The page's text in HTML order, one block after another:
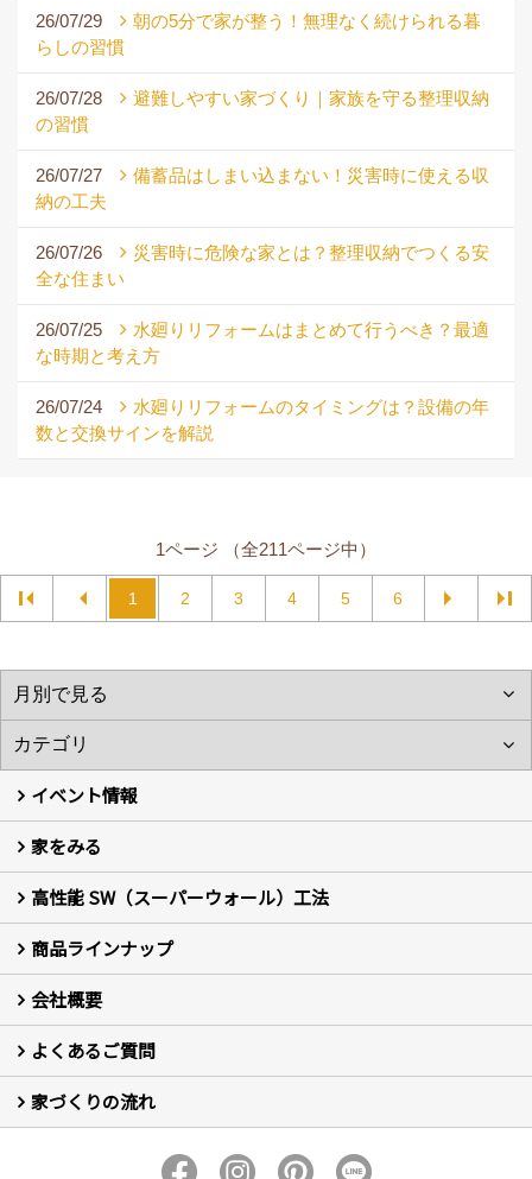
26/07/29
朝の5分で家が整う！無理なく続けられる暮
らしの習慣
26/07/28
避難しやすい家づくり｜家族を守る整理収納
の習慣
26/07/27
備蓄品はしまい込まない！災害時に使える収
納の工夫
26/07/26
災害時に危険な家とは？整理収納でつくる安
全な住まい
26/07/25
水廻りリフォームはまとめて行うべき？最適
な時期と考え方
26/07/24
水廻りリフォームのタイミングは？設備の年
数と交換サインを解説
1ページ （全211ページ中）
1 2 3 4 5 6
イベント情報
イベント予告
イベント報告
家をみる
フォトギャラリー
現場レポート
お客様の声
高性能 SW（スーパーウォール）工法
新築住宅の制振SW工法
セミ新築のSW工法（断熱リノベーション）
商品ラインナップ
セミ新築 (商標登録第6729704号) Hi・da・ma・ri の家
完全自由設計 注文住宅
自然素材の家 注文住宅
T-CLASS-北欧風セレクト住宅
会社概要
はじめての方 社長の想い
会社の歴史・陽だまりハウスの意味とは？
スタッフ紹介
スタッフブログ
会社情報
アクセス
会社紹介の動画
プライバシーポリシー
よくあるご質問
新築について (10)
リフォームについて (2)
家づくりの流れ